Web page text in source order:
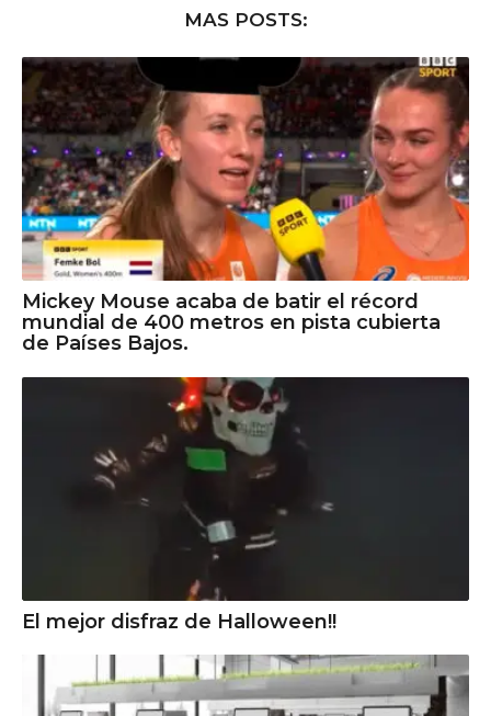
MAS POSTS:
Mickey Mouse acaba de batir el récord
mundial de 400 metros en pista cubierta
de Países Bajos.
El mejor disfraz de Halloween!!